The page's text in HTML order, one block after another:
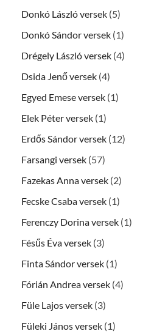
Donkó László versek (5)
Donkó Sándor versek (1)
Drégely László versek (4)
Dsida Jenő versek (4)
Egyed Emese versek (1)
Elek Péter versek (1)
Erdős Sándor versek (12)
Farsangi versek (57)
Fazekas Anna versek (2)
Fecske Csaba versek (1)
Ferenczy Dorina versek (1)
Fésűs Éva versek (3)
Finta Sándor versek (1)
Fórián Andrea versek (4)
Füle Lajos versek (3)
Füleki János versek (1)